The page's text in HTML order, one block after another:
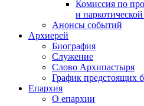
Комиссия по
и
Анонсы событий
Архиерей
Биография
Служение
Слово Архипастыря
График предстоящих
Епархия
О епархии